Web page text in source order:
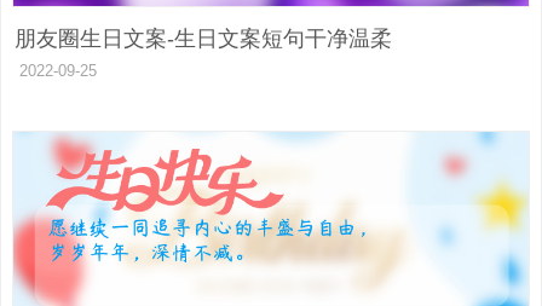
朋友圈生日文案-生日文案短句干净温柔
2022-09-25